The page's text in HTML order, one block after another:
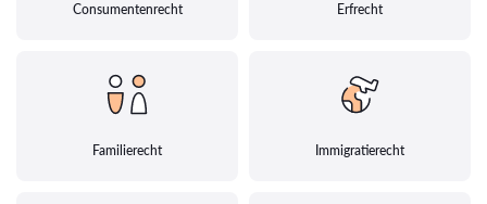
Consumentenrecht Erfrecht
Familierecht Immigratierecht